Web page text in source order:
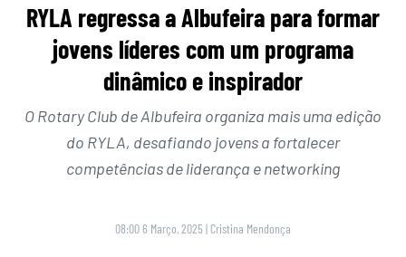
RYLA regressa a Albufeira para formar
jovens líderes com um programa
dinâmico e inspirador
O Rotary Club de Albufeira organiza mais uma edição
do RYLA, desafiando jovens a fortalecer
competências de liderança e networking
08:00 6 Março, 2025 | Cristina Mendonça